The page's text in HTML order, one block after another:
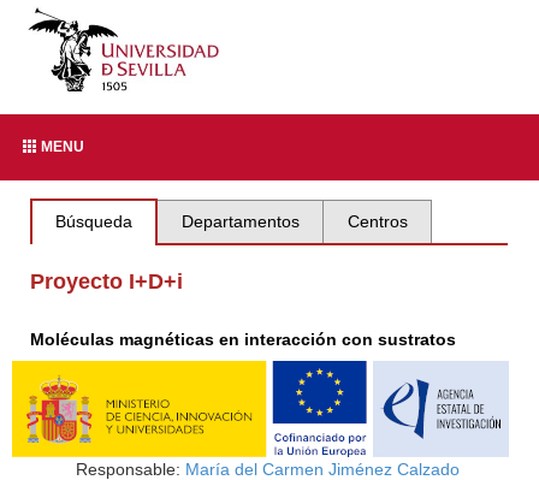
MENU
Búsqueda Departamentos Centros
Proyecto I+D+i
Moléculas magnéticas en interacción con sustratos
Responsable: María del Carmen Jiménez Calzado